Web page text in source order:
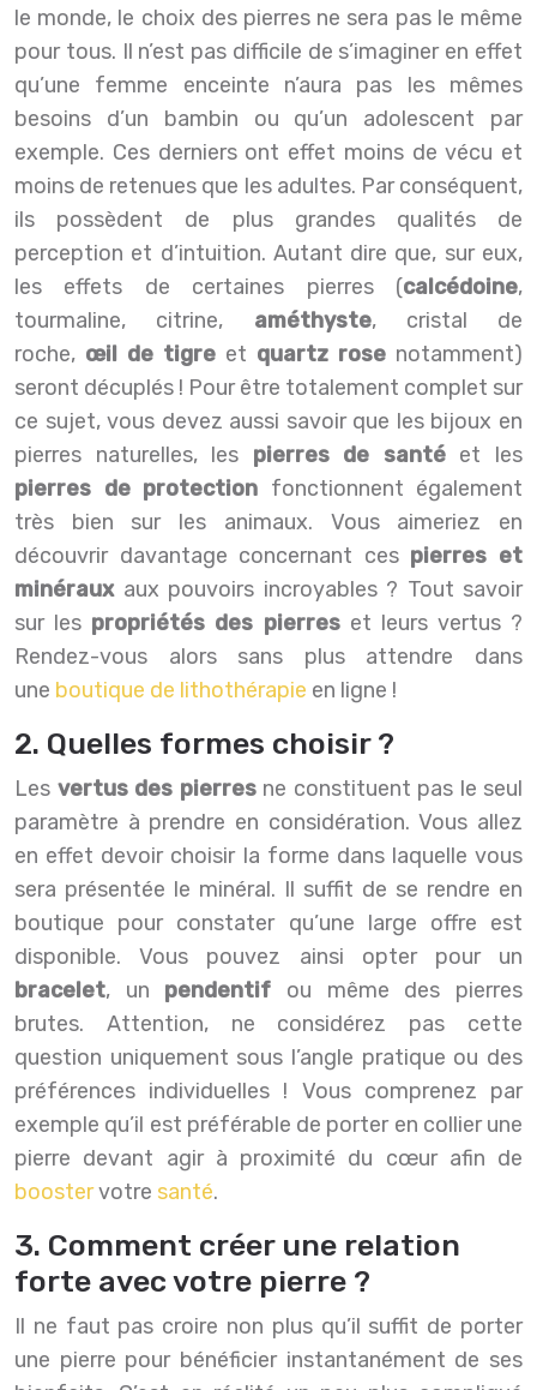
le monde, le choix des pierres ne sera pas le même
pour tous. Il n’est pas difficile de s’imaginer en effet
qu’une femme enceinte n’aura pas les mêmes
besoins d’un bambin ou qu’un adolescent par
exemple. Ces derniers ont effet moins de vécu et
moins de retenues que les adultes. Par conséquent,
ils possèdent de plus grandes qualités de
perception et d’intuition. Autant dire que, sur eux,
les effets de certaines pierres (calcédoine,
tourmaline, citrine, améthyste, cristal de
roche, œil de tigre et quartz rose notamment)
seront décuplés ! Pour être totalement complet sur
ce sujet, vous devez aussi savoir que les bijoux en
pierres naturelles, les pierres de santéet les
pierres de protection fonctionnent également
très bien sur les animaux. Vous aimeriez en
découvrir davantage concernant ces pierres et
minérauxaux pouvoirs incroyables ? Tout savoir
sur les propriétés des pierreset leurs vertus ?
Rendez-vous alors sans plus attendre dans
une boutique de lithothérapie en ligne !
2. Quelles formes choisir ?
Les vertus des pierresne constituent pas le seul
paramètre à prendre en considération. Vous allez
en effet devoir choisir la forme dans laquelle vous
sera présentée le minéral. Il suffit de se rendre en
boutique pour constater qu’une large offre est
disponible. Vous pouvez ainsi opter pour un
bracelet, un pendentif ou même des pierres
brutes. Attention, ne considérez pas cette
question uniquement sous l’angle pratique ou des
préférences individuelles ! Vous comprenez par
exemple qu’il est préférable de porter en collier une
pierre devant agir à proximité du cœur afin de
boostervotre santé.
3. Comment créer une relation
forte avec votre pierre ?
Il ne faut pas croire non plus qu’il suffit de porter
une pierre pour bénéficier instantanément de ses